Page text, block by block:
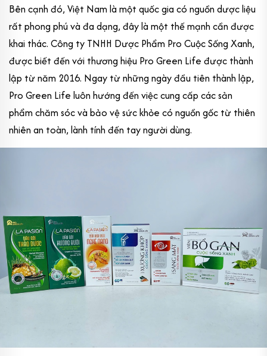
Bên cạnh đó, Việt Nam là một quốc gia có nguồn dược liệu
rất phong phú và đa dạng, đây là một thế mạnh cần được
khai thác. Công ty TNHH Dược Phẩm Pro Cuộc Sống Xanh,
được biết đến với thương hiệu Pro Green Life được thành
lập từ năm 2016. Ngay từ những ngày đầu tiên thành lập,
Pro Green Life luôn hướng đến việc cung cấp các sản
phẩm chăm sóc và bảo vệ sức khỏe có nguồn gốc từ thiên
nhiên an toàn, lành tính đến tay người dùng.